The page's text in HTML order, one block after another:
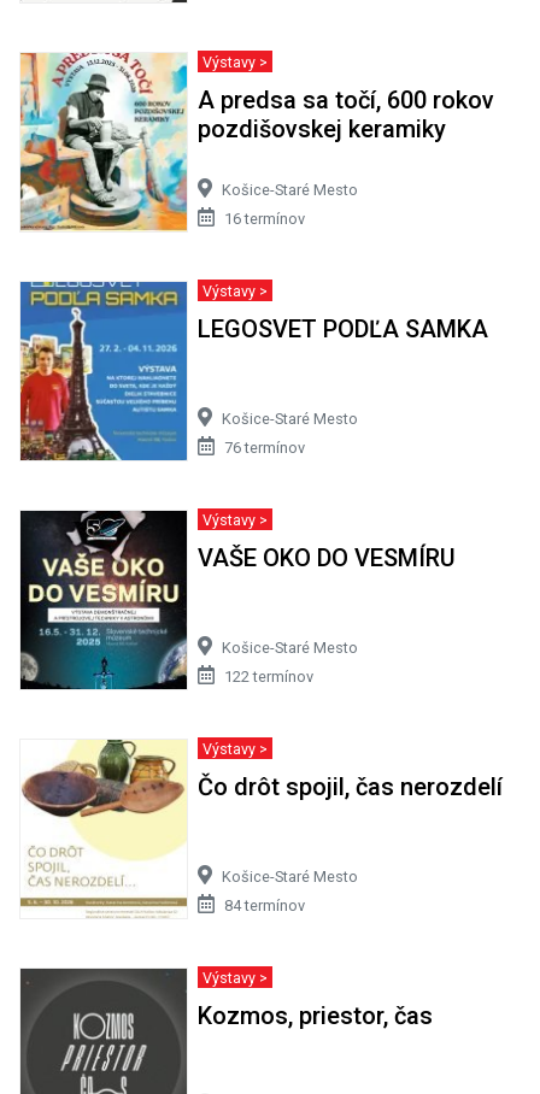
Výstavy >
A predsa sa točí, 600 rokov
pozdišovskej keramiky
Košice-Staré Mesto
16 termínov
Výstavy >
LEGOSVET PODĽA SAMKA
Košice-Staré Mesto
76 termínov
Výstavy >
VAŠE OKO DO VESMÍRU
Košice-Staré Mesto
122 termínov
Výstavy >
Čo drôt spojil, čas nerozdelí
Košice-Staré Mesto
84 termínov
Výstavy >
Kozmos, priestor, čas